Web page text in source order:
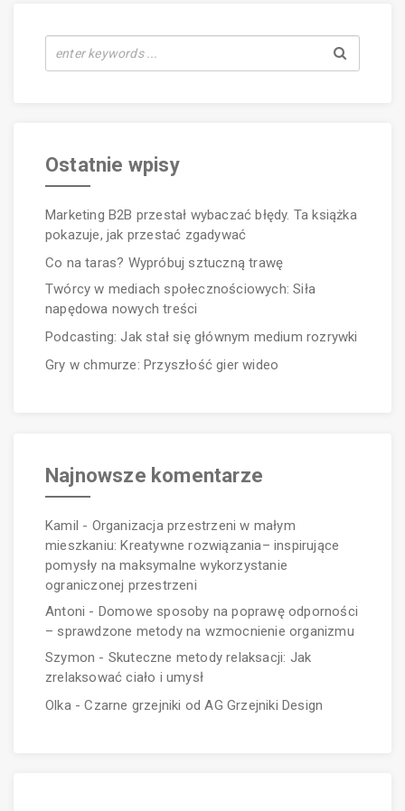
Ostatnie wpisy
Marketing B2B przestał wybaczać błędy. Ta książka
pokazuje, jak przestać zgadywać
Co na taras? Wypróbuj sztuczną trawę
Twórcy w mediach społecznościowych: Siła
napędowa nowych treści
Podcasting: Jak stał się głównym medium rozrywki
Gry w chmurze: Przyszłość gier wideo
Najnowsze komentarze
Kamil - Organizacja przestrzeni w małym
mieszkaniu: Kreatywne rozwiązania– inspirujące
pomysły na maksymalne wykorzystanie
ograniczonej przestrzeni
Antoni - Domowe sposoby na poprawę odporności
– sprawdzone metody na wzmocnienie organizmu
Szymon - Skuteczne metody relaksacji: Jak
zrelaksować ciało i umysł
Olka -Czarne grzejniki od AG Grzejniki Design